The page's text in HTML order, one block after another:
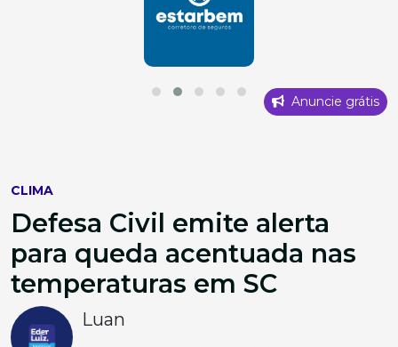
Anuncie grátis
CLIMA
Defesa Civil emite alerta
para queda acentuada nas
temperaturas em SC
Luan